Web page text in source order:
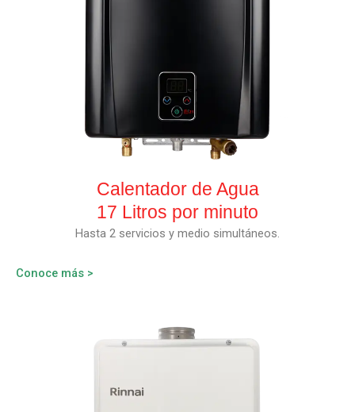
Calentador de Agua
17 Litros por minuto
Hasta 2 servicios y medio simultáneos.
Conoce más >